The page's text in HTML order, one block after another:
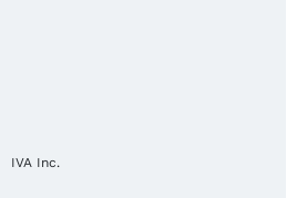
IVA Inc.